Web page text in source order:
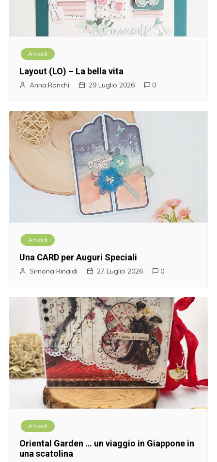
Articoli
Layout (LO) – La bella vita
Anna.Ronchi 29 Luglio 2026 0
Articoli
Una CARD per Auguri Speciali
Simona Rinaldi 27 Luglio 2026 0
Articoli
Oriental Garden … un viaggio in Giappone in
una scatolina